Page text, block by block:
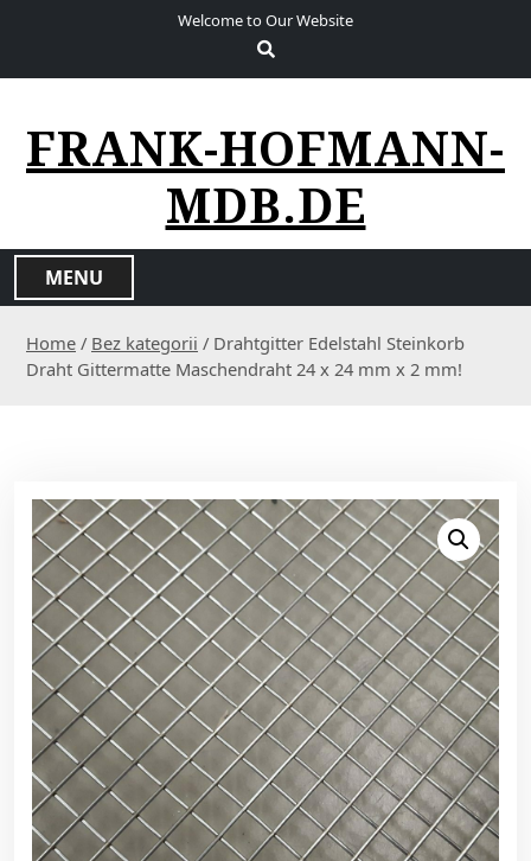
Welcome to Our Website
FRANK-HOFMANN-
MDB.DE
MENU
Home / Bez kategorii / Drahtgitter Edelstahl Steinkorb
Draht Gittermatte Maschendraht 24 x 24 mm x 2 mm!